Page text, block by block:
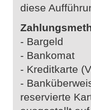
diese
- Bargeld
- Bankomat
- Kreditkarte
-
reservierte